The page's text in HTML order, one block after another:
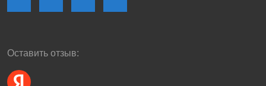
Оставить отзыв: